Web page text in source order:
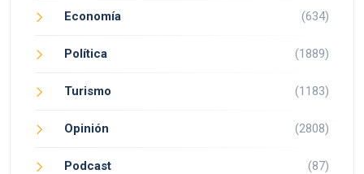
Economía (634)
Política (1889)
Turismo (1183)
Opinión (2808)
Podcast (87)